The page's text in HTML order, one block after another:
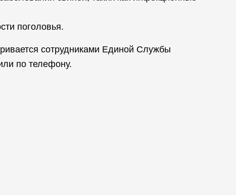
поголовья.
сотрудниками Единой Службы
по телефону.